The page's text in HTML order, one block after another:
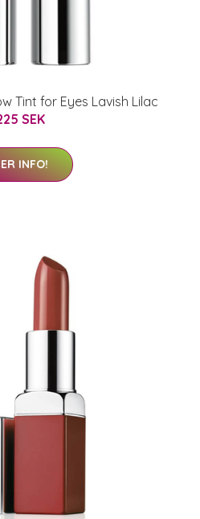
Tint for Eyes Lavish Lilac
SEK
INFO!